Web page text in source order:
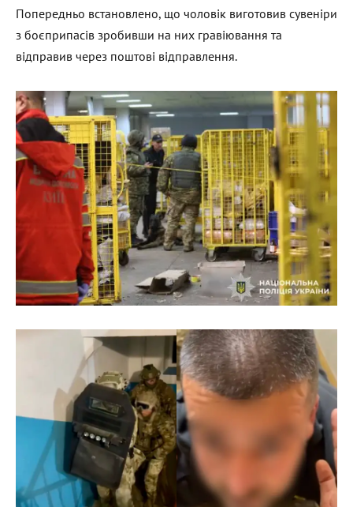
Попередньо встановлено, що чоловік виготовив сувеніри
з боєприпасів зробивши на них гравіювання та
відправив через поштові відправлення.